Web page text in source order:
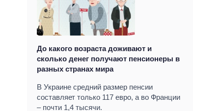
До какого возраста доживают и
сколько денег получают пенсионеры в
разных странах мира
В Украине средний размер пенсии
составляет только 117 евро, а во Франции
– почти 1,4 тысячи.